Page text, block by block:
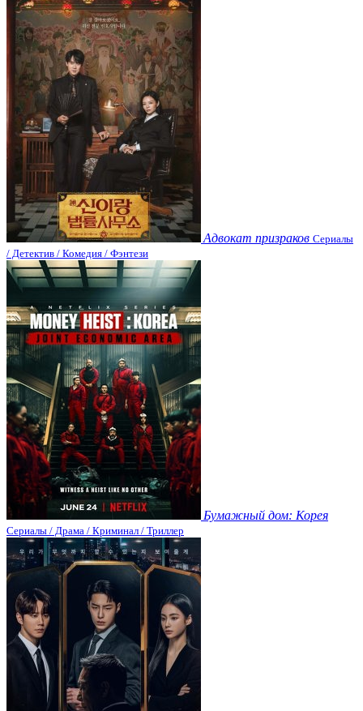
Адвокат призраков Сериалы
/ Детектив / Комедия / Фэнтези
Бумажный дом: Корея
Сериалы / Драма / Криминал / Триллер